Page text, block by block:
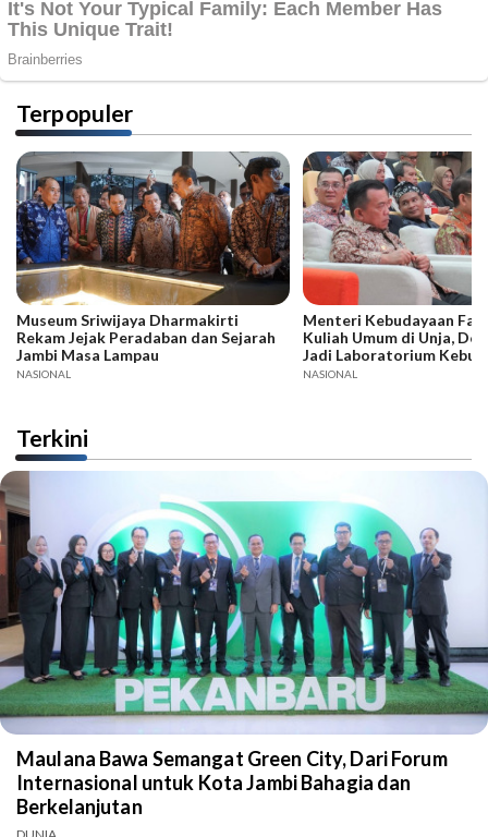
Terpopuler
Museum Sriwijaya Dharmakirti
Rekam Jejak Peradaban dan Sejarah
Jambi Masa Lampau
NASIONAL
Menteri Kebudayaan
Kuliah Umum di Unja,
Jadi Laboratorium
NASIONAL
Terkini
Maulana Bawa Semangat Green City, Dari Forum
Internasional untuk Kota Jambi Bahagia dan
Berkelanjutan